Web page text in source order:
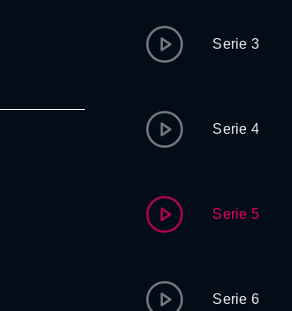
Serie 3
Serie 4
Serie 5
Serie 6